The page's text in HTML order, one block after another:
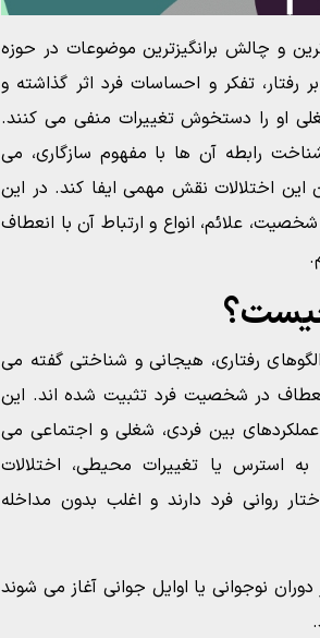
و چالش برانگیزترین موضوعات در حوزه
رفتار، تفکر و احساسات فرد اثر گذاشته و
او را دستخوش تغییرات منفی می کنند.
رابطه آن ها با مفهوم سازگاری، می
این اختلالات نقش مهمی ایفا کند. در این
علائم، انواع و ارتباط آن با انعطاف
رفتاری، هیجانی و شناختی گفته می
در شخصیت فرد تثبیت شده اند. این
بین فردی، شغلی و اجتماعی می
استرس یا تغییرات محیطی، اختلالات
روانی فرد دارند و اغلب بدون مداخله
دوران نوجوانی یا اوایل جوانی آغاز می شوند